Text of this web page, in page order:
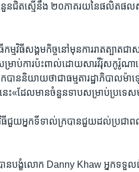
នួន​ជិត​ស្មើនឹង ២០ភាគរយ​នៃ​ផលិតផ
មវិធីសង្គម​កិច្ចនៅ​មុន​ការ​រាតត្បាត​ជ
រាប់​ការប៉ះពាល់​ដោយ​សារ​វីរ៉ុស​កូរ៉ូណ
លោក​បាន​និយាយ​ថាជា​ធម្មតា​រដ្ឋាភិប
ះ«ដែលមាន​ចំនួនទាបសម្រាប់​ប្រទេ
ជួយ​អ្នក​ទី​ទាល់​ក្របាន​ជួយ​ដល់​ប្រជាពលរ
នបង្ខំ​លោក​ Danny Khaw អ្នក​ទទួល​ជំ